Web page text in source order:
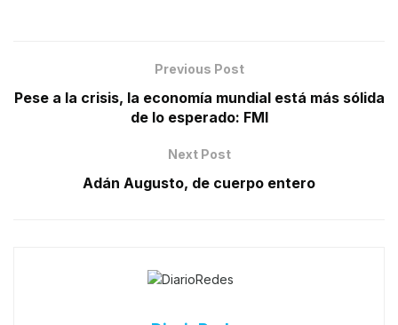
Previous Post
Pese a la crisis, la economía mundial está más sólida
de lo esperado: FMI
Next Post
Adán Augusto, de cuerpo entero